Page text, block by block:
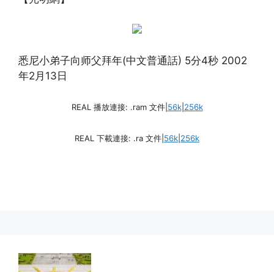
悉尼小弟子向师父拜年(中文普通話) 5分4秒 2002
年2月13日
REAL 播放連接: .ram 文件| 56k| 256k
REAL 下載連接: .ra 文件| 56k 256k